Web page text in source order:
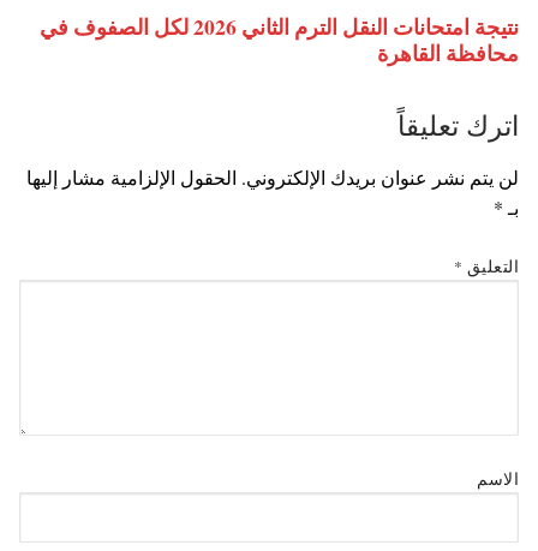
نتيجة امتحانات النقل الترم الثاني 2026 لكل الصفوف في
محافظة القاهرة
اترك تعليقاً
لن يتم نشر عنوان بريدك الإلكتروني. الحقول الإلزامية مشار إليها
بـ *
التعليق *
الاسم